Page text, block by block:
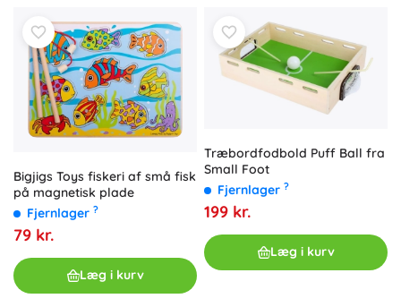
Bigjigs Toys fiskeri af små fisk
på magnetisk plade
Fjernlager ?
79 kr.
Læg i kurv
Træbordfodbold Puff Ball fra
Small Foot
Fjernlager ?
199 kr.
Læg i kurv